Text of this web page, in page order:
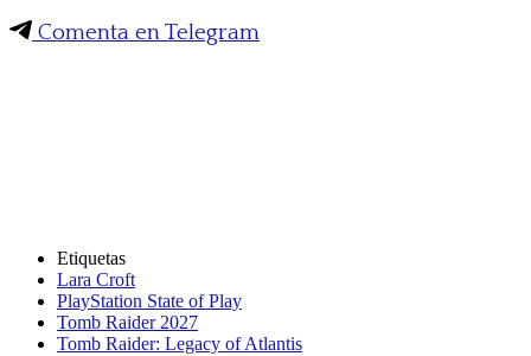
Comenta en Telegram
Etiquetas
Lara Croft
PlayStation State of Play
Tomb Raider 2027
Tomb Raider: Legacy of Atlantis